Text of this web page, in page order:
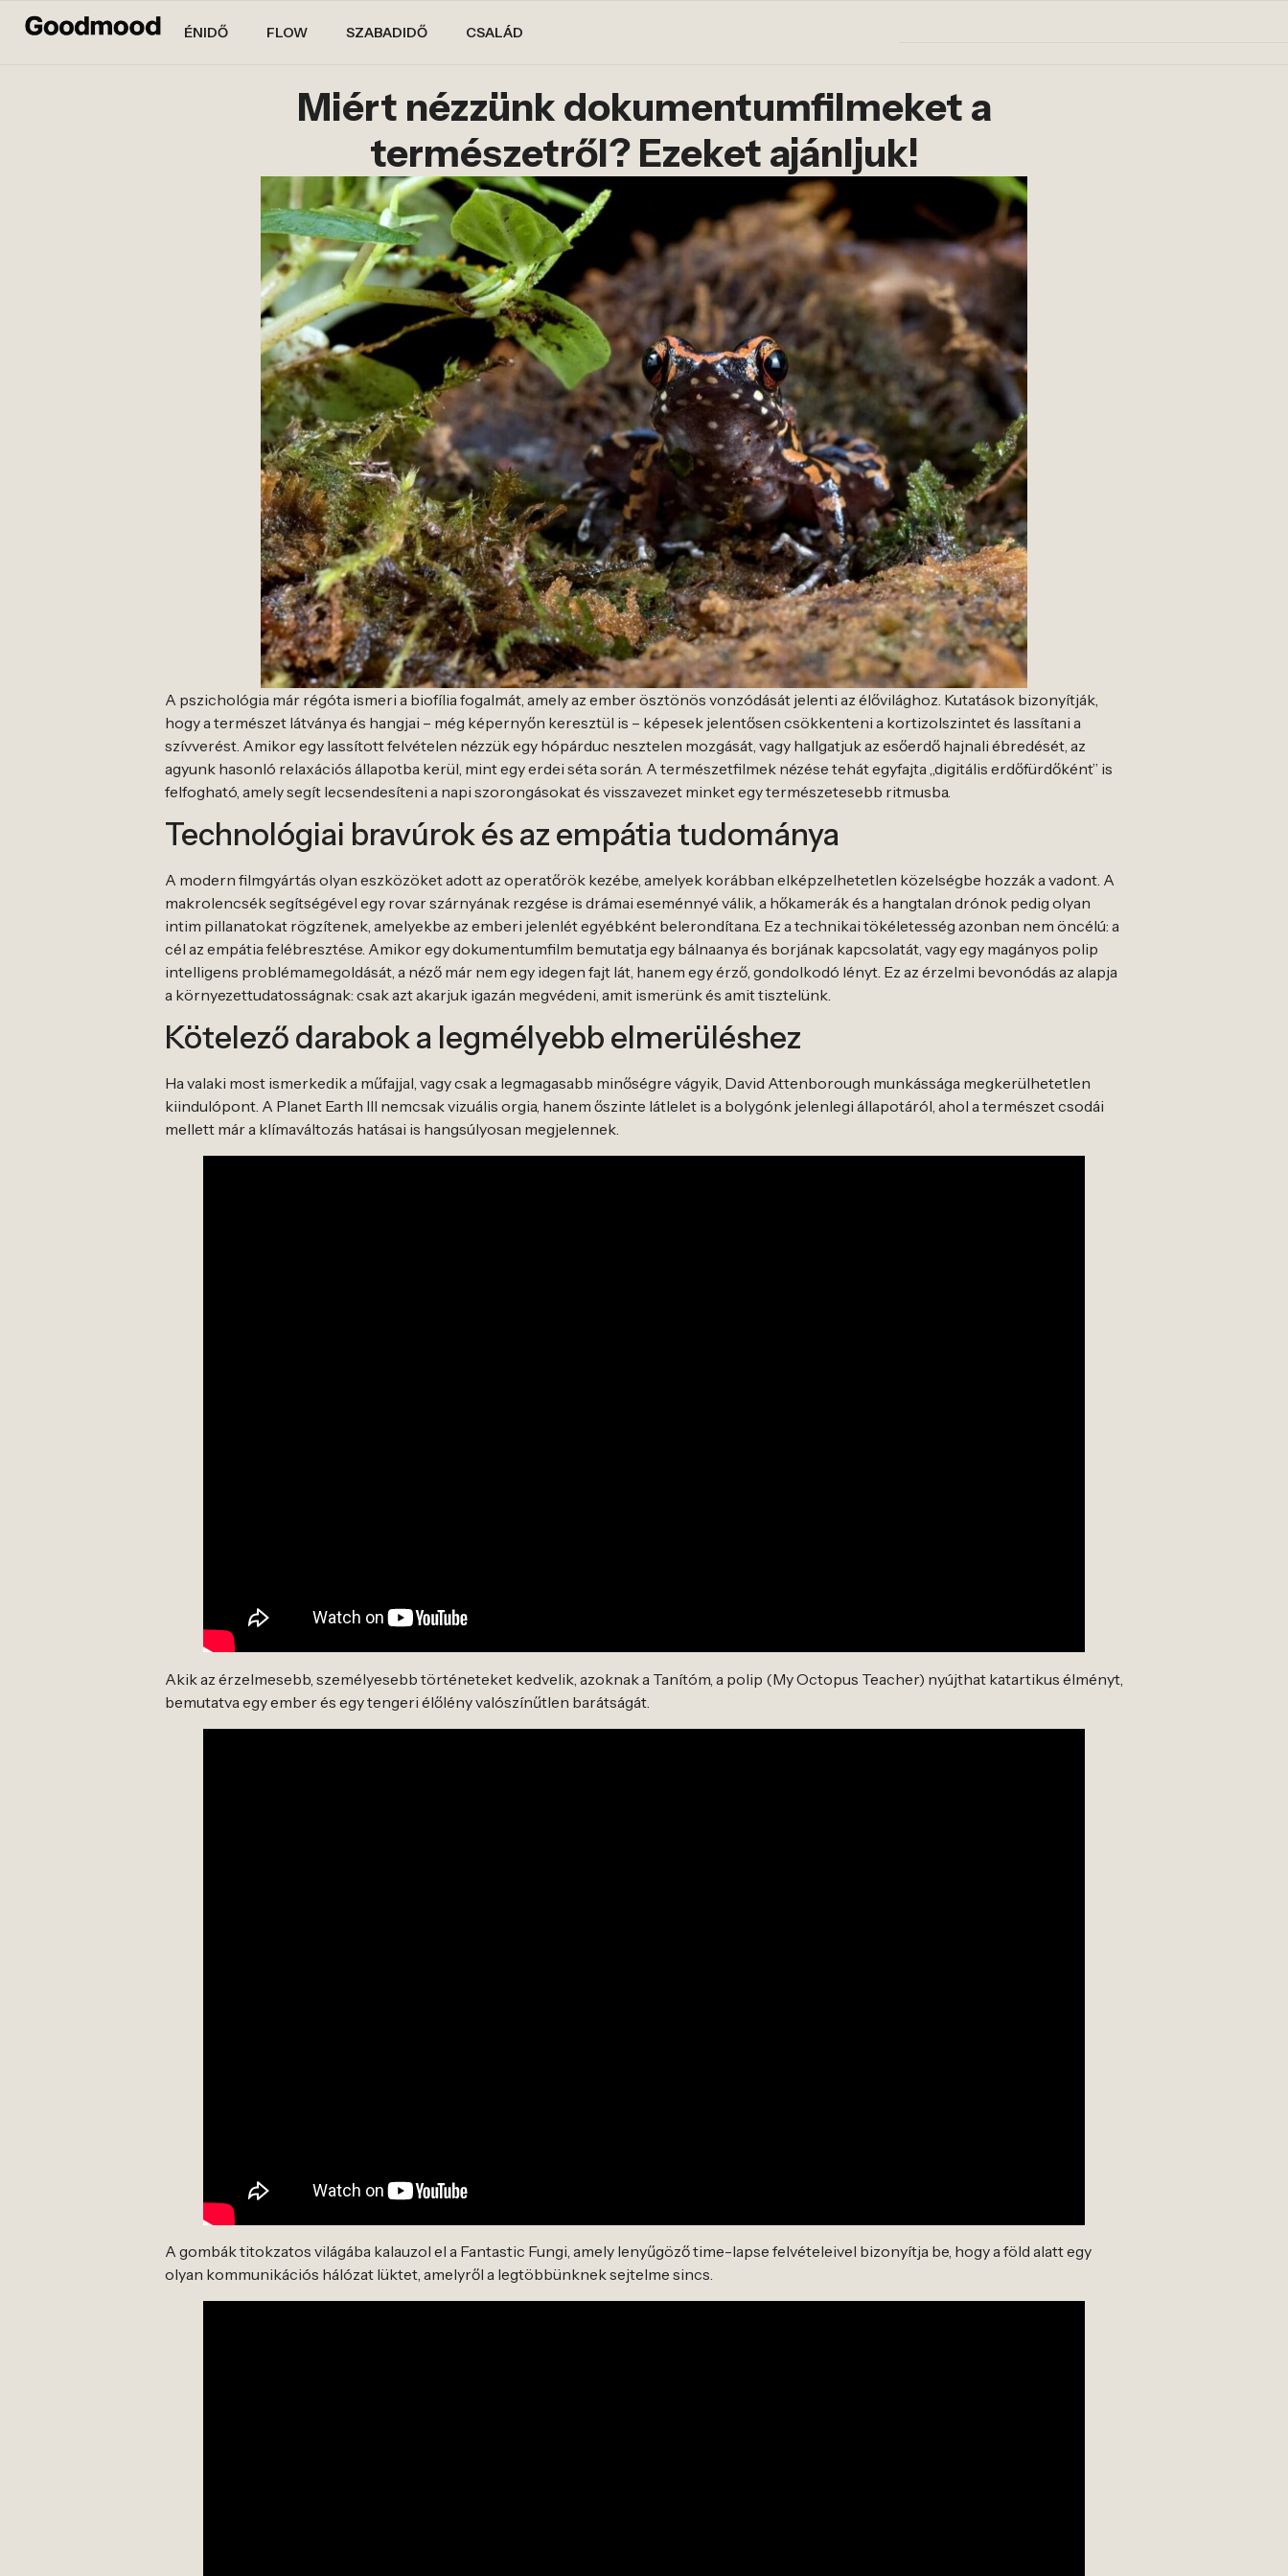
ÉNIDŐ FLOW SZABADIDŐ CSALÁD
Miért nézzünk dokumentumfilmeket a
természetről? Ezeket ajánljuk!
A pszichológia már régóta ismeri a biofília fogalmát, amely az ember ösztönös vonzódását jelenti az élővilághoz. Kutatások bizonyítják,
hogy a természet látványa és hangjai – még képernyőn keresztül is – képesek jelentősen csökkenteni a kortizolszintet és lassítani a
szívverést. Amikor egy lassított felvételen nézzük egy hópárduc nesztelen mozgását, vagy hallgatjuk az esőerdő hajnali ébredését, az
agyunk hasonló relaxációs állapotba kerül, mint egy erdei séta során. A természetfilmek nézése tehát egyfajta „digitális erdőfürdőként” is
felfogható, amely segít lecsendesíteni a napi szorongásokat és visszavezet minket egy természetesebb ritmusba.
Technológiai bravúrok és az empátia tudománya
A modern filmgyártás olyan eszközöket adott az operatőrök kezébe, amelyek korábban elképzelhetetlen közelségbe hozzák a vadont. A
makrolencsék segítségével egy rovar szárnyának rezgése is drámai eseménnyé válik, a hőkamerák és a hangtalan drónok pedig olyan
intim pillanatokat rögzítenek, amelyekbe az emberi jelenlét egyébként belerondítana. Ez a technikai tökéletesség azonban nem öncélú: a
cél az empátia felébresztése. Amikor egy dokumentumfilm bemutatja egy bálnaanya és borjának kapcsolatát, vagy egy magányos polip
intelligens problémamegoldását, a néző már nem egy idegen fajt lát, hanem egy érző, gondolkodó lényt. Ez az érzelmi bevonódás az alapja
a környezettudatosságnak: csak azt akarjuk igazán megvédeni, amit ismerünk és amit tisztelünk.
Kötelező darabok a legmélyebb elmerüléshez
Ha valaki most ismerkedik a műfajjal, vagy csak a legmagasabb minőségre vágyik, David Attenborough munkássága megkerülhetetlen
kiindulópont. A Planet Earth III nemcsak vizuális orgia, hanem őszinte látlelet is a bolygónk jelenlegi állapotáról, ahol a természet csodái
mellett már a klímaváltozás hatásai is hangsúlyosan megjelennek.
Akik az érzelmesebb, személyesebb történeteket kedvelik, azoknak a Tanítóm, a polip (My Octopus Teacher) nyújthat katartikus élményt,
bemutatva egy ember és egy tengeri élőlény valószínűtlen barátságát.
A gombák titokzatos világába kalauzol el a Fantastic Fungi, amely lenyűgöző time-lapse felvételeivel bizonyítja be, hogy a föld alatt egy
olyan kommunikációs hálózat lüktet, amelyről a legtöbbünknek sejtelme sincs.